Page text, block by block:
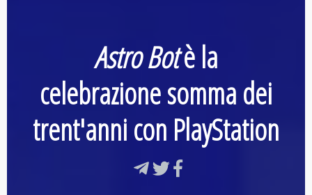
Astro Botè la
celebrazione somma dei
trent'anni con PlayStation